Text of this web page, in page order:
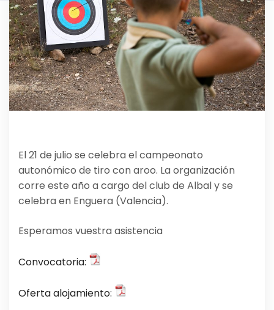
El 21 de julio se celebra el campeonato
autonómico de tiro con aroo. La organización
corre este año a cargo del club de Albal y se
celebra en Enguera (Valencia).
Esperamos vuestra asistencia
Convocatoria:
Oferta alojamiento: